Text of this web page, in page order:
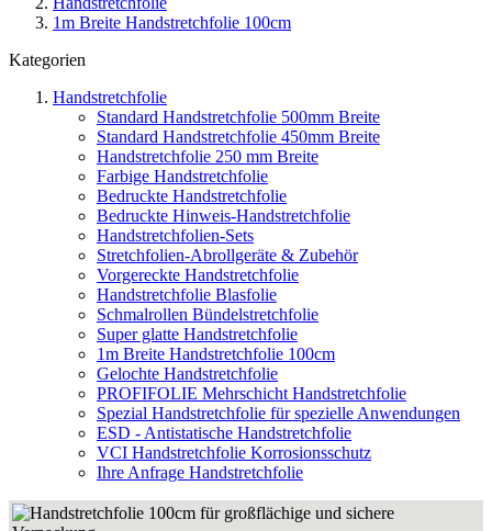
1m Breite Handstretchfolie 100cm
Kategorien
Handstretchfolie
Standard Handstretchfolie 500mm Breite
Standard Handstretchfolie 450mm Breite
Handstretchfolie 250 mm Breite
Farbige Handstretchfolie
Bedruckte Handstretchfolie
Bedruckte Hinweis-Handstretchfolie
Handstretchfolien-Sets
Stretchfolien-Abrollgeräte & Zubehör
Vorgereckte Handstretchfolie
Handstretchfolie Blasfolie
Schmalrollen Bündelstretchfolie
Super glatte Handstretchfolie
1m Breite Handstretchfolie 100cm
Gelochte Handstretchfolie
PROFIFOLIE Mehrschicht Handstretchfolie
Spezial Handstretchfolie für spezielle Anwendungen
ESD - Antistatische Handstretchfolie
VCI Handstretchfolie Korrosionsschutz
Ihre Anfrage Handstretchfolie